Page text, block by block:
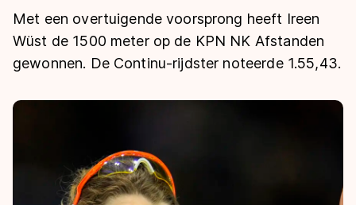
Langebaan
Shorttrack
Natuurijs
Uitslagen
Langebaan
Kunstschaatsen
Tijden & historie
Ranglijsten Langebaan
Historie & statistiek
Inschrijven wedstrijden
Algemene Nederlandse Schaatstijd
Schaatsfans
Met een overtuigende voorsprong heeft Ireen
Wüst de 1500 meter op de KPN NK Afstanden
gewonnen. De Continu-rijdster noteerde 1.55,43.